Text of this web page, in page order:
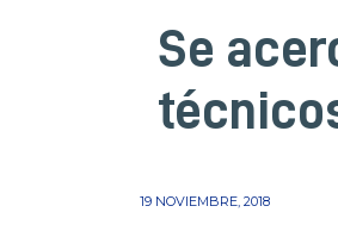
Se
19 NOVIEMBRE, 2018